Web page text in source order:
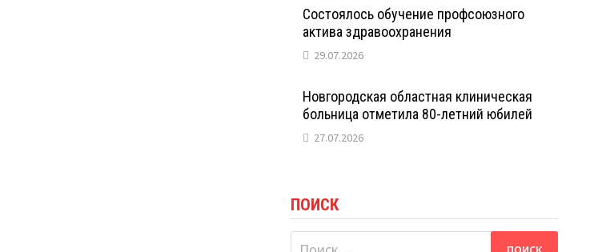
Состоялось обучение профсоюзного
актива здравоохранения
29.07.2026
Новгородская областная клиническая
больница отметила 80-летний юбилей
27.07.2026
ПОИСК
Найти: